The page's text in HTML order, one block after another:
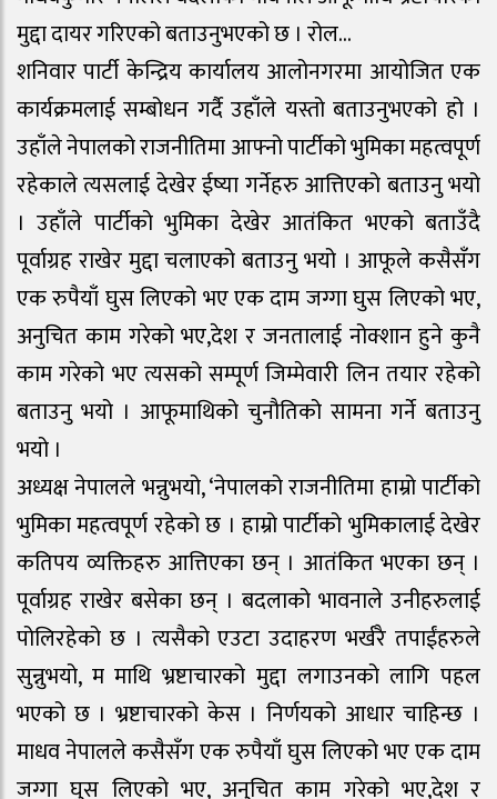
मुद्दा दायर गरिएको बताउनुभएको छ । रोल…
शनिवार पार्टी केन्द्रिय कार्यालय आलोनगरमा आयोजित एक
कार्यक्रमलाई सम्बोधन गर्दै उहाँले यस्तो बताउनुभएको हो ।
उहाँले नेपालको राजनीतिमा आफ्नो पार्टीको भुमिका महत्वपूर्ण
रहेकाले त्यसलाई देखेर ईष्या गर्नेहरु आत्तिएको बताउनु भयो
। उहाँले पार्टीको भुमिका देखेर आतंकित भएको बताउँदै
पूर्वाग्रह राखेर मुद्दा चलाएको बताउनु भयो । आफूले कसैसँग
एक रुपैयाँ घुस लिएको भए एक दाम जग्गा घुस लिएको भए,
अनुचित काम गरेको भए,देश र जनतालाई नोक्शान हुने कुनै
काम गरेको भए त्यसको सम्पूर्ण जिम्मेवारी लिन तयार रहेको
बताउनु भयो । आफूमाथिको चुनौतिको सामना गर्ने बताउनु
भयो ।
अध्यक्ष नेपालले भन्नुभयो, ‘नेपालको राजनीतिमा हाम्रो पार्टीको
भुमिका महत्वपूर्ण रहेको छ । हाम्रो पार्टीको भुमिकालाई देखेर
कतिपय व्यक्तिहरु आत्तिएका छन् । आतंकित भएका छन् ।
पूर्वाग्रह राखेर बसेका छन् । बदलाको भावनाले उनीहरुलाई
पोलिरहेको छ । त्यसैको एउटा उदाहरण भर्खरै तपाईंहरुले
सुन्नुभयो, म माथि भ्रष्टाचारको मुद्दा लगाउनको लागि पहल
भएको छ । भ्रष्टाचारको केस । निर्णयको आधार चाहिन्छ ।
माधव नेपालले कसैसँग एक रुपैयाँ घुस लिएको भए एक दाम
जग्गा घुस लिएको भए, अनुचित काम गरेको भए,देश र